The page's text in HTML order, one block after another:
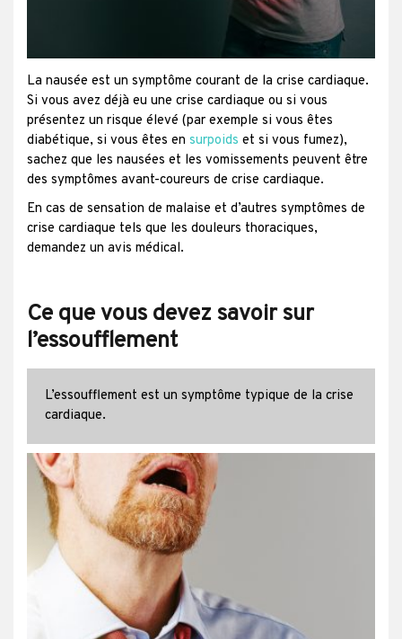
La nausée est un symptôme courant de la crise cardiaque.
Si vous avez déjà eu une crise cardiaque ou si vous
présentez un risque élevé (par exemple si vous êtes
diabétique, si vous êtes en surpoids et si vous fumez),
sachez que les nausées et les vomissements peuvent être
des symptômes avant-coureurs de crise cardiaque.
En cas de sensation de malaise et d’autres symptômes de
crise cardiaque tels que les douleurs thoraciques,
demandez un avis médical.
Ce que vous devez savoir sur
l’essoufflement
L’essoufflement est un symptôme typique de la crise
cardiaque.